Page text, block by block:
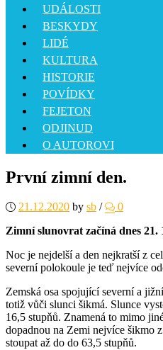
UDÁLOSTI
BESKYDY
LIDÉ
KULTURA
HISTORIE
POVÍDKY
FEJETON
ODJINUD
O AUTOROVI
První zimní den.
21.12.2020 by sb /
0
Zimní slunovrat začíná dnes 21.
Noc je nejdelší a den nejkratší z
severní polokoule je teď nejvíce
Zemská osa spojující severní a
totiž vůči slunci šikmá. Slunce
16,5 stupňů. Znamená to mimo
dopadnou na Zemi nejvíce šikmo
stoupat až do do 63,5 stupňů.